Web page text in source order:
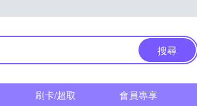
搜尋
刷卡/超取 會員專享